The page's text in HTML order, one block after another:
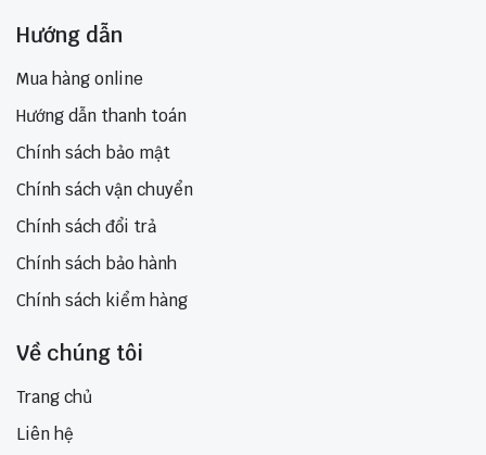
Hướng dẫn
Mua hàng online
Hướng dẫn thanh toán
Chính sách bảo mật
Chính sách vận chuyển
Chính sách đổi trả
Chính sách bảo hành
Chính sách kiểm hàng
Về chúng tôi
Trang chủ
Liên hệ